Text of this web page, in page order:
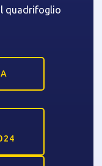
quadrifoglio